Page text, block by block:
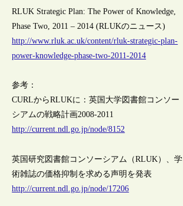
RLUK Strategic Plan: The Power of Knowledge,
Phase Two, 2011 – 2014 (RLUKのニュース)
http://www.rluk.ac.uk/content/rluk-strategic-plan-
power-knowledge-phase-two-2011-2014
参考：
CURLからRLUKに：英国大学図書館コンソー
シアムの戦略計画2008-2011
http://current.ndl.go.jp/node/8152
英国研究図書館コンソーシアム（RLUK）、学
術雑誌の価格抑制を求める声明を発表
http://current.ndl.go.jp/node/17206